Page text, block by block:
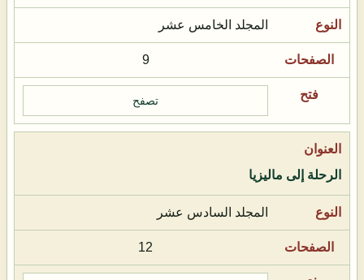
المجلد الخامس عشر
9
تصفح
الرحلة إلى ماليزيا
المجلد السادس عشر
12